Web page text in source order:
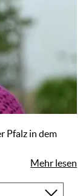
Pfalz in dem
Mehr lesen